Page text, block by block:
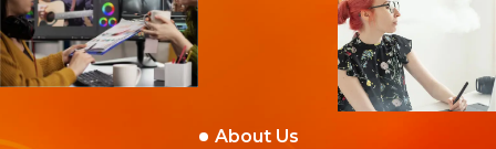
About Us